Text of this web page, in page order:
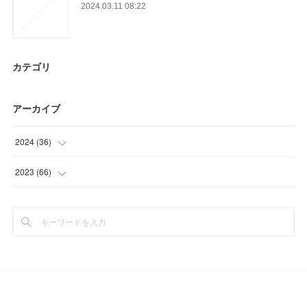
2024.03.11 08:22
カテゴリ
アーカイブ
2024 (36)
(24 )
2023 (66)
(